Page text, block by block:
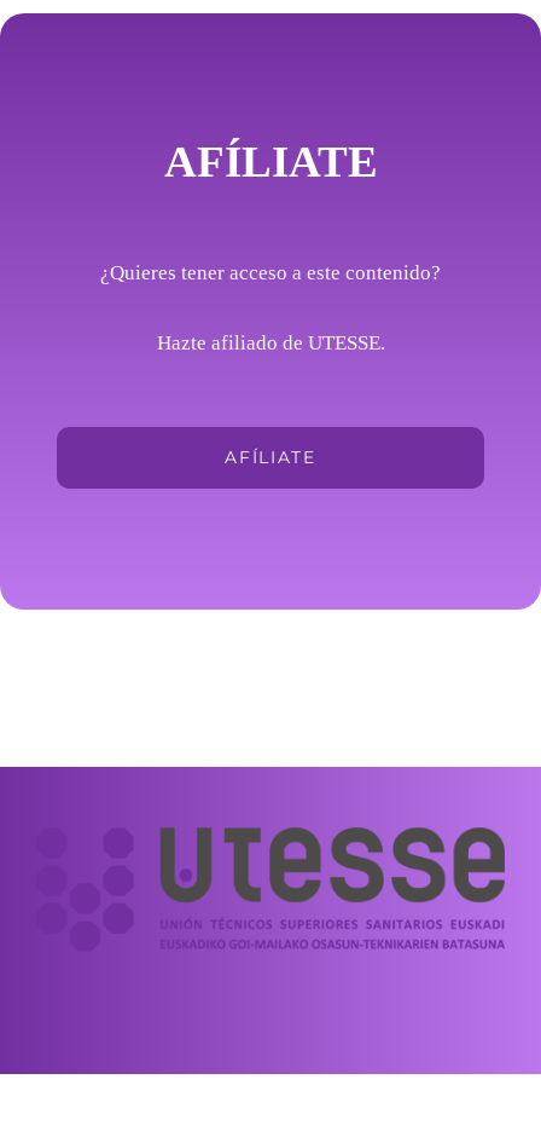
AFÍLIATE
¿Quieres tener acceso a este contenido?
Hazte afiliado de UTESSE.
AFÍLIATE